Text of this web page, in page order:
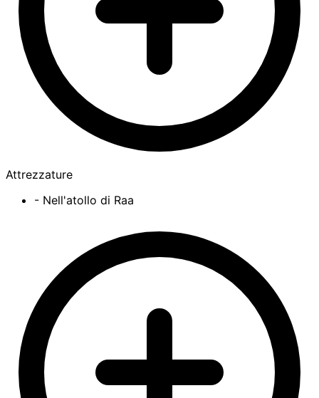
Attrezzature
- Nell'atollo di Raa